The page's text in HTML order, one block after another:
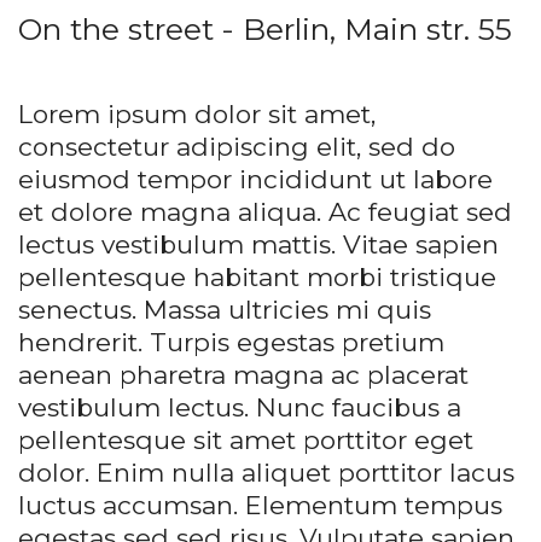
On the street - Berlin, Main str. 55
Lorem ipsum dolor sit amet,
consectetur adipiscing elit, sed do
eiusmod tempor incididunt ut labore
et dolore magna aliqua. Ac feugiat sed
lectus vestibulum mattis. Vitae sapien
pellentesque habitant morbi tristique
senectus. Massa ultricies mi quis
hendrerit. Turpis egestas pretium
aenean pharetra magna ac placerat
vestibulum lectus. Nunc faucibus a
pellentesque sit amet porttitor eget
dolor. Enim nulla aliquet porttitor lacus
luctus accumsan. Elementum tempus